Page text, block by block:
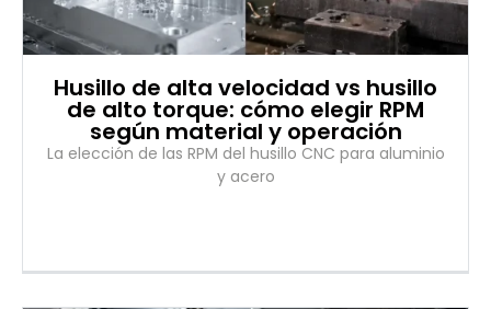
Husillo de alta velocidad vs husillo
de alto torque: cómo elegir RPM
según material y operación
La elección de las RPM del husillo CNC para aluminio
y acero